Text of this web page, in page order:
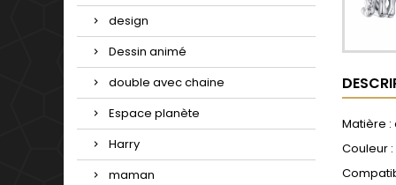
design
Dessin animé
double avec chaine
Espace planète
Harry
maman
Matière :
Couleur